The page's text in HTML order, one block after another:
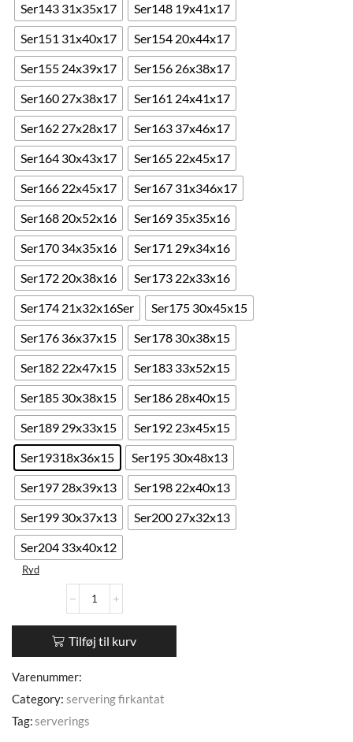
Ser143 31x35x17
Ser148 19x41x17
Ser151 31x40x17
Ser154 20x44x17
Ser155 24x39x17
Ser156 26x38x17
Ser160 27x38x17
Ser161 24x41x17
Ser162 27x28x17
Ser163 37x46x17
Ser164 30x43x17
Ser165 22x45x17
Ser166 22x45x17
Ser167 31x346x17
Ser168 20x52x16
Ser169 35x35x16
Ser170 34x35x16
Ser171 29x34x16
Ser172 20x38x16
Ser173 22x33x16
Ser174 21x32x16Ser
Ser175 30x45x15
Ser176 36x37x15
Ser178 30x38x15
Ser182 22x47x15
Ser183 33x52x15
Ser185 30x38x15
Ser186 28x40x15
Ser189 29x33x15
Ser192 23x45x15
Ser19318x36x15
Ser195 30x48x13
Ser197 28x39x13
Ser198 22x40x13
Ser199 30x37x13
Ser200 27x32x13
Ser204 33x40x12
Ryd
Tilføj til kurv
Varenummer:
Category: servering firkantat
Tag:serverings